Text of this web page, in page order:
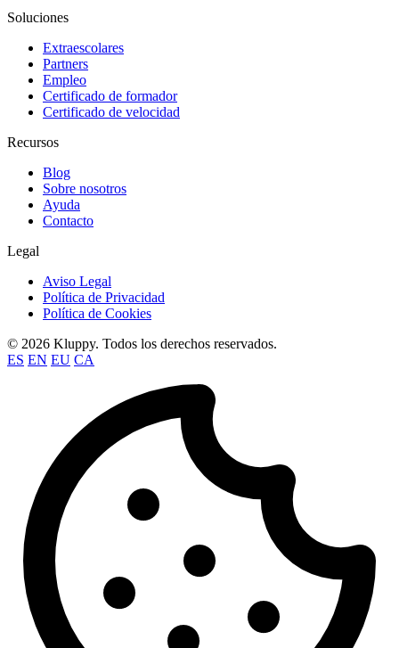
Soluciones
Extraescolares
Partners
Empleo
Certificado de formador
Certificado de velocidad
Recursos
Blog
Sobre nosotros
Ayuda
Contacto
Legal
Aviso Legal
Política de Privacidad
Política de Cookies
© 2026 Kluppy. Todos los derechos reservados.
ES EN EU CA